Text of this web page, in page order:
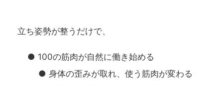
立ち姿勢が整うだけで、
● 100の筋肉が自然に働き始める
● 身体の歪みが取れ、使う筋肉が変わる